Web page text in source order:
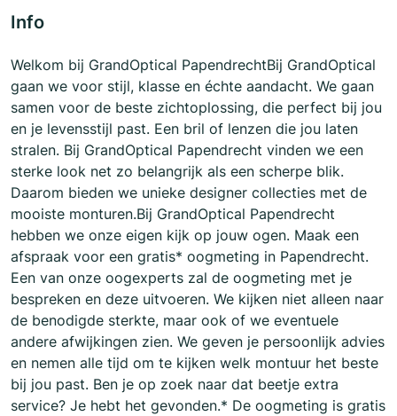
Info
Welkom bij GrandOptical PapendrechtBij GrandOptical
gaan we voor stijl, klasse en échte aandacht. We gaan
samen voor de beste zichtoplossing, die perfect bij jou
en je levensstijl past. Een bril of lenzen die jou laten
stralen. Bij GrandOptical Papendrecht vinden we een
sterke look net zo belangrijk als een scherpe blik.
Daarom bieden we unieke designer collecties met de
mooiste monturen.Bij GrandOptical Papendrecht
hebben we onze eigen kijk op jouw ogen. Maak een
afspraak voor een gratis* oogmeting in Papendrecht.
Een van onze oogexperts zal de oogmeting met je
bespreken en deze uitvoeren. We kijken niet alleen naar
de benodigde sterkte, maar ook of we eventuele
andere afwijkingen zien. We geven je persoonlijk advies
en nemen alle tijd om te kijken welk montuur het beste
bij jou past. Ben je op zoek naar dat beetje extra
service? Je hebt het gevonden.* De oogmeting is gratis